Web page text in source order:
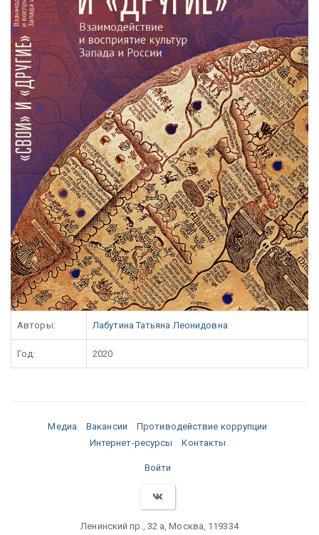
Авторы: Лабутина Татьяна Леонидовна
Год: 2020
Медиа Вакансии
Противодействие коррупции
Интернет-ресурсы
Контакты
Войти
Ленинский пр., 32 а, Москва, 119334